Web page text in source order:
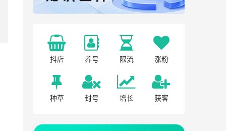
抖店 养号 限流 涨粉
种草 封号 增长 获客